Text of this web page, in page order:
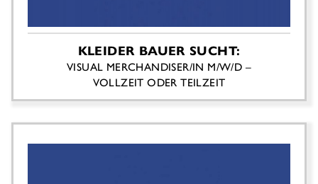
KLEIDER BAUER SUCHT:
VISUAL MERCHANDISER/IN M/W/D –
VOLLZEIT ODER TEILZEIT